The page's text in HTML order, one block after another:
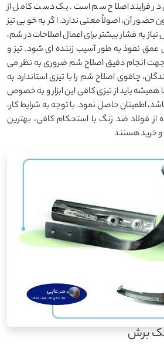
در فرایند اصلاح سم است. یک دست کامل از
آن، اصولاً معنی ندارد. اگر به خوبی تیز
نیاز به فشار بیشتر برای اعمال اصلاحات در سُم،
عمق نفوذ به طور آسیب زننده ای شود. تیز و
انجام دقیق اصلاح سُم ضروری به نظر می
چاقوی اصلاح سُم را با تیزی استاندارد به
همیشه باید از تیزی کافی این ابزار و به خصوص
اطمینان حاصل نمود. با توجه به شرایط کار،
فولاد ضد زنگ با استحکام کافی، بهترین
و خرید هستند
برش